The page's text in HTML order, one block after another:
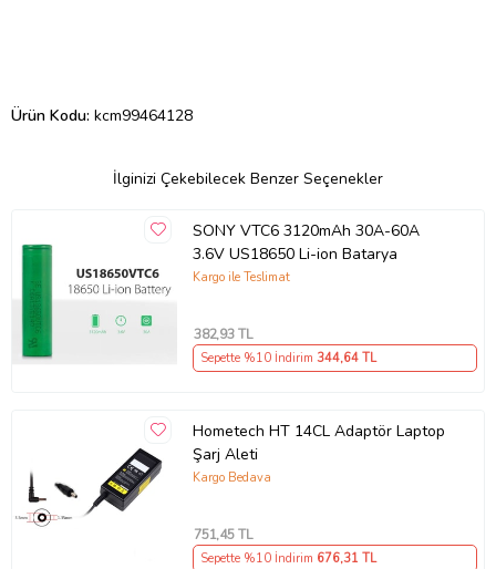
Ürün Kodu: kcm99464128
İlginizi Çekebilecek Benzer Seçenekler
SONY VTC6 3120mAh 30A-60A
3.6V US18650 Li-ion Batarya
Kargo ile Teslimat
382,93 TL
Sepette %10 İndirim 344,64 TL
Hometech HT 14CL Adaptör Laptop
Şarj Aleti
Kargo Bedava
751,45 TL
Sepette %10 İndirim 676,31 TL